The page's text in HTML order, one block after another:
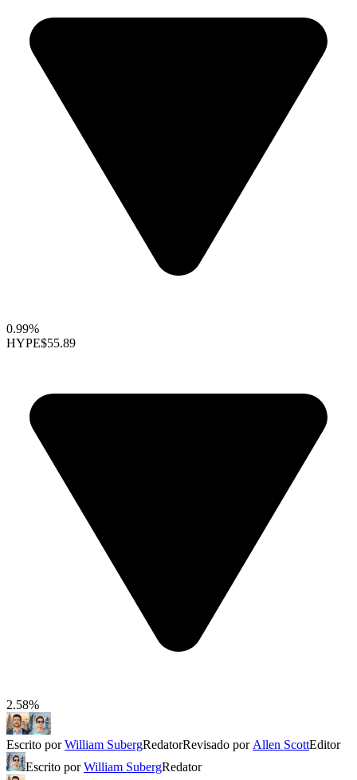
0.99%
HYPE$55.89
2.58%
Escrito porWilliam SubergRedatorRevisado por Allen ScottEditor
Escrito porWilliam SubergRedator